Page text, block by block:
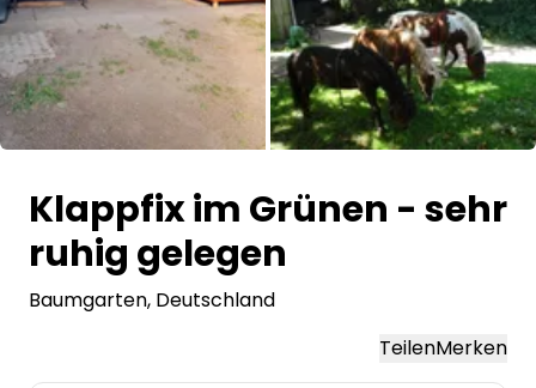
Stories
Gutscheine
Shop
Kontakt
Klappfix im Grünen - sehr
ruhig gelegen
Baumgarten, Deutschland
TeilenMerken